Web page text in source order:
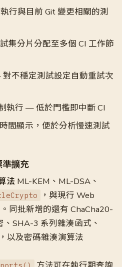
行與目前 Git 變更相關的測
集分片分配至多個 CI 工作節
不穩定測試設定自動重試次
執行 — 低於門檻即中斷 CI
間顯示，便於分析慢速測試
擴充
法 ML-KEM、ML-DSA、
，與現行 Web
同批新增的還有 ChaCha20-
SHA-3 系列雜湊函式、
以及密碼雜湊演算法